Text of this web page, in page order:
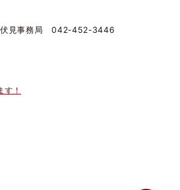
伏見事務局 042-452-3446
す！